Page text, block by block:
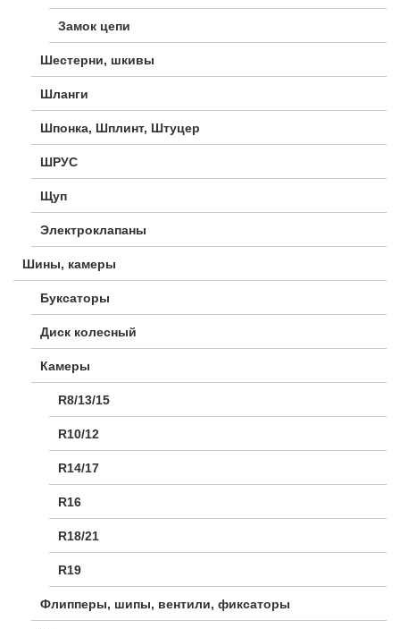
Замок цепи
Шестерни, шкивы
Шланги
Шпонка, Шплинт, Штуцер
ШРУС
Щуп
Электроклапаны
Шины, камеры
Буксаторы
Диск колесный
Камеры
R8/13/15
R10/12
R14/17
R16
R18/21
R19
Флипперы, шипы, вентили, фиксаторы